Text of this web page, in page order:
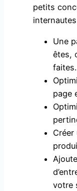
petits
Une
êtes,
faites.
page
Créer
votre